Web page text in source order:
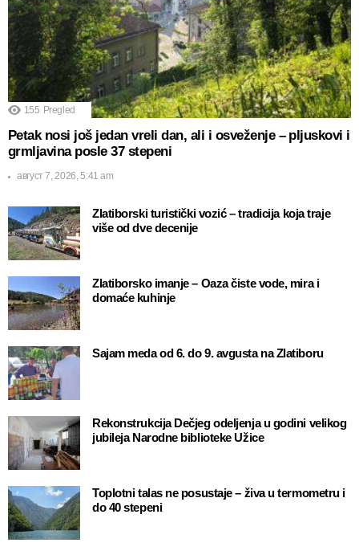
155 Pregled
Petak nosi još jedan vreli dan, ali i osveženje – pljuskovi i
grmljavina posle 37 stepeni
август 7, 2026, 5:41 am
Zlatiborski turistički vozić – tradicija koja traje
više od dve decenije
Zlatiborsko imanje – Oaza čiste vode, mira i
domaće kuhinje
Sajam meda od 6. do 9. avgusta na Zlatiboru
Rekonstrukcija Dečjeg odeljenja u godini velikog
jubileja Narodne biblioteke Užice
Toplotni talas ne posustaje – živa u termometru i
do 40 stepeni